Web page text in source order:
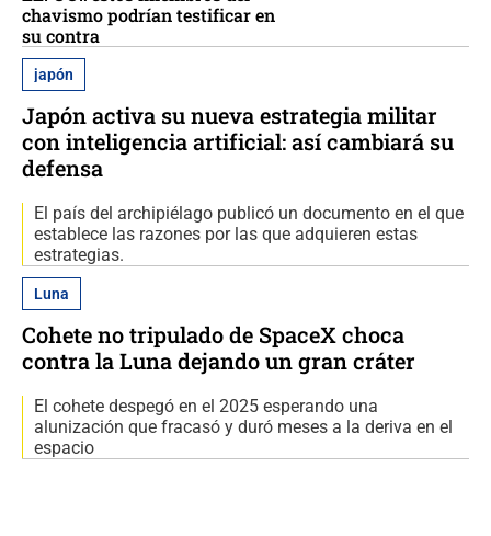
chavismo podrían testificar en
su contra
japón
Japón activa su nueva estrategia militar
con inteligencia artificial: así cambiará su
defensa
El país del archipiélago publicó un documento en el que
establece las razones por las que adquieren estas
estrategias.
Luna
Cohete no tripulado de SpaceX choca
contra la Luna dejando un gran cráter
El cohete despegó en el 2025 esperando una
alunización que fracasó y duró meses a la deriva en el
espacio